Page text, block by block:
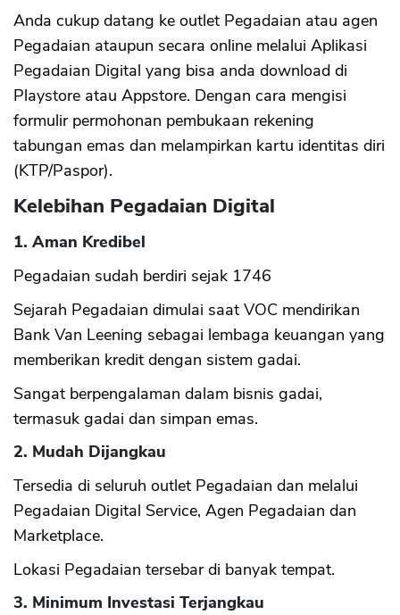
Anda cukup datang ke outlet Pegadaian atau agen
Pegadaian ataupun secara online melalui Aplikasi
Pegadaian Digital yang bisa anda download di
Playstore atau Appstore. Dengan cara mengisi
formulir permohonan pembukaan rekening
tabungan emas dan melampirkan kartu identitas diri
(KTP/Paspor).
Kelebihan Pegadaian Digital
1. Aman Kredibel
Pegadaian sudah berdiri sejak 1746
Sejarah Pegadaian dimulai saat VOC mendirikan
Bank Van Leening sebagai lembaga keuangan yang
memberikan kredit dengan sistem gadai.
Sangat berpengalaman dalam bisnis gadai,
termasuk gadai dan simpan emas.
2. Mudah Dijangkau
Tersedia di seluruh outlet Pegadaian dan melalui
Pegadaian Digital Service, Agen Pegadaian dan
Marketplace.
Lokasi Pegadaian tersebar di banyak tempat.
3. Minimum Investasi Terjangkau